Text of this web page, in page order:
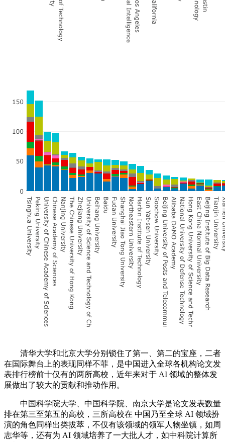
清华大学和北京大学分别锁住了第一、第二的宝座，二者
在国际舞台上的表现同样不菲，是中国进入全球各机构论文发
表排行榜前十仅有的两所高校，近年来对于 AI 领域的整体发
展做出了较大的贡献和推动作用。
中国科学院大学、中国科学院、南京大学是论文发表数量
排在第三至第五的高校，三所高校在 中国乃至全球 AI 领域扮
演的角色同样出类拔萃，不仅有该领域的领军人物坐镇，如周
志华等，还有为 AI 领域培养了一大批人才，如中科院计算所